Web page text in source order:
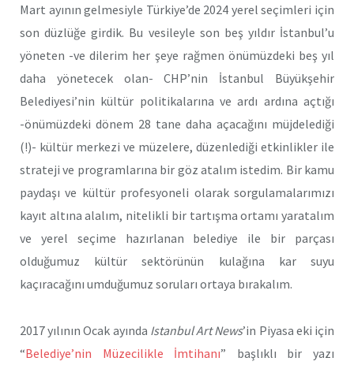
Mart ayının gelmesiyle Türkiye’de 2024 yerel seçimleri için
son düzlüğe girdik. Bu vesileyle son beş yıldır İstanbul’u
yöneten -ve dilerim her şeye rağmen önümüzdeki beş yıl
daha yönetecek olan- CHP’nin İstanbul Büyükşehir
Belediyesi’nin kültür politikalarına ve ardı ardına açtığı
-önümüzdeki dönem 28 tane daha açacağını müjdelediği
(!)- kültür merkezi ve müzelere, düzenlediği etkinlikler ile
strateji ve programlarına bir göz atalım istedim. Bir kamu
paydaşı ve kültür profesyoneli olarak sorgulamalarımızı
kayıt altına alalım, nitelikli bir tartışma ortamı yaratalım
ve yerel seçime hazırlanan belediye ile bir parçası
olduğumuz kültür sektörünün kulağına kar suyu
kaçıracağını umduğumuz soruları ortaya bırakalım.
2017 yılının Ocak ayında Istanbul Art News’in Piyasa eki için
“Belediye’nin Müzecilikle İmtihanı” başlıklı bir yazı